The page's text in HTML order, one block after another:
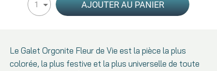
1 AJOUTER AU PANIER
Le Galet Orgonite Fleur de Vie est la pièce la plus
colorée, la plus festive et la plus universelle de toute